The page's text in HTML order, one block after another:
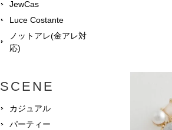
JewCas
Luce Costante
ノットアレ(金アレ対
応)
SCENE
カジュアル
パーティー